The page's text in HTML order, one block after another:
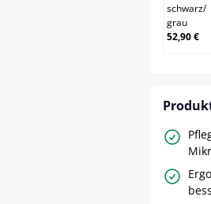
schwarz/
grau
52,90 €